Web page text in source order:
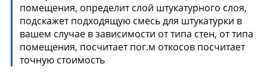
помещения, определит слой штукатурного слоя,
подскажет подходящую смесь для штукатурки в
вашем случае в зависимости от типа стен, от типа
помещения, посчитает пог.м откосов посчитает
точную стоимость